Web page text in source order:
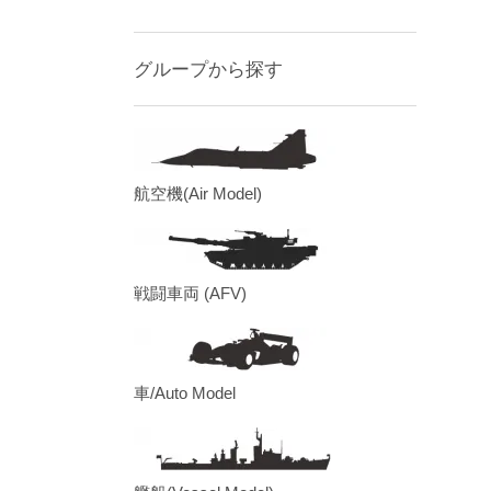
グループから探す
航空機(Air Model)
戦闘車両 (AFV)
車/Auto Model